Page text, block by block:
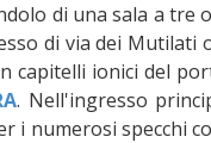
di una sala a tre
di via dei
capitelli ionici del
. Nell'ingresso
i numerosi specchi